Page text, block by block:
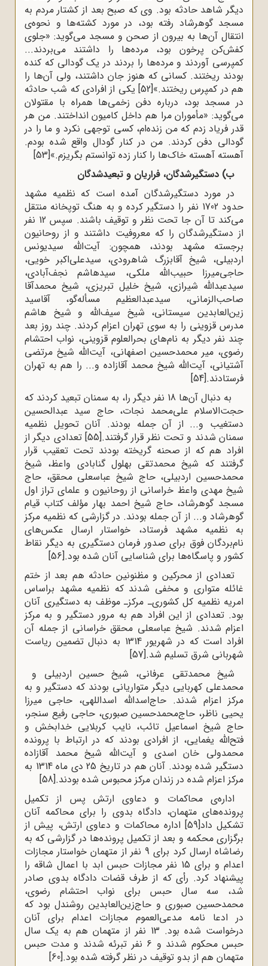
دیگر شاهد حادثه بود. وى که صبح بعد از کشتار مردم به
مسجد گوهرشاد رفته بود، در مورد کشته‌ها و نحوه‌ى
انتقال آن‌ها به بیرون از صحن و مسجد مى‌گوید: «جلوى
کفش‌کن پرخون بود، مرده‌ها را داشتند مى‌بردند...
کمپرسى آوردند و مرده‌ها را بردند در یک گودالى که کنده
بودند ریختند. کسانى که هنوز جان داشتند، ولى آن‌ها را
هم در کمپرس ریختند.»[52] یکى از افرادى که شب حادثه
در مسجد بود، در‌باره دفن زخمى‌ها همراه با مقتولان
مى‌گوید: «مأموران مرا هم داخل کامیون انداختند. من هر
قدر فریاد زدم که من زنده‌ام، کسى توجهى نکرد و ما را در
گودالى دفن کردند. من در کنار گودال واقع شده بودم.
آهسته آهسته خاک‌ها را کنار زده توانستم بگریزم.»[53]
ب) دستگیرشدگان، فراریان و تبعیدشدگان
در مورد دستگیرشدگان آمده است که نظمیه‌ مشهد
حدود 1702 نفر را دستگیر کرده و به هنگ توپخانه منتقل
می‌کند تا آن جا تحت نظر و توقیف باشند. سپس 12 نفر
از دستگیرشدگان را که معروفیت داشتند و از روحانیون
برجسته‌ مشهد بودند، همچون: آیت‌الله سیدیونس
اردبیلى، شیخ آقابزرگ شاهرودى، سیدعلى‌اکبر خویى،
حاجى‌میرزا حبیب‌الله ملکى، سیدهاشم نجف‌آبادى،
سیدعبدالله شیرازى، شیخ خلیل تبریزى، شیخ محمدآقا
صاحب‌الزمانى، سیدعبدالعظیم مسأله‌گو، آقاسید
زین‌العابدین سیستانى، شیخ سیف‌الله و شیخ هاشم
مدرس قزوینى را به سوى تهران اعزام کردند. چند روز بعد
چند نفر دیگر به نام‌هاى بحرالعلوم قزوینى، نواب احتشام
رضوى، میر محمدحسین اصفهانى، آیت‌الله شیخ مرتضی
آشتیانی، آیت‌الله شیخ محمد آقازاده و... را هم به تهران
فرستادند.[54]
به دنبال آن‌ها 18 نفر دیگر را، به سمنان تبعید کردند که
حجت‌الاسلام علی‌محمد نجات، حاج سید عبدالحسین
دستغیب و... از آن جمله بودند. آنان تحویل نظمیه‌
سمنان شدند و تحت نظر قرار گرفتند.[55] تعدادى دیگر از
افراد هم که از صحنه گریخته بودند تحت تعقیب قرار
گرفتند که شیخ محمدتقى بهلول گنابادی واعظ، شیخ
محمدحسین اردبیلى، حاج شیخ عباسعلى محقق، حاج
شیخ مهدى واعظ خراسانى از روحانیون و علمای تراز اول
مسجد گوهرشاد، حاج شیخ احمد بهار مؤلف کتاب قیام
گوهرشاد و... از آن جمله بودند. در گزارشى که نظمیه‌ مرکز
به نظمیه‌ مشهد فرستاد، خواستار ارسال عکس‌هاى
نام‌بردگان فوق براى صدور فرمان دستگیری به دیگر نقاط
کشور و پاسگاه‌ها برای شناسایى آنان شده بود.[56]
تعدادى از محرکین و مظنونین حادثه هم بعد از ختم
غائله متوارى و مخفى شدند که نظمیه‌ مشهد براساس
امریه‌ نظمیه‌ کل کشوری‌ـ مرکزـ موظف به دستگیرى آنان
بود. تعدادى از این افراد هم به مرور دستگیر و به مرکز
اعزام شدند. شیخ عباسعلى محقق خراسانى از جمله آن
افراد است که در شهریور 1314 به دنبال تضمین ریاست
شهربانى شرق تسلیم شد.[57]
شیخ محمدتقى عرفانى، شیخ حسین اردبیلى و
محمدعلى کهربایى دیگر متواریانى بودند که دستگیر و به
مرکز اعزام شدند. حاج‌اسدالله اسداللهى، حاجى میرزا
یحیى ناظر، حاج‌محمدحسین صبورى، حاجى رفیع سنجر،
حاج شیخ اسماعیل تائب، نایب کربلایى خدابخش و
فتح‌الله یغمایى، از افرادى بودند که در ارتباط با پرونده‌
محمدولى خان اسدى و آیت‌الله شیخ محمد آقازاده
دستگیر شده بودند. آنان هم در تاریخ 25 دى ماه 1314 به
مرکز اعزام شده در زندان مرکز محبوس شده بودند.[58]
اداره‌ى محاکمات و دعاوى ارتش پس از تکمیل
پرونده‌هاى متهمان، دادگاه بدوی را براى محاکمه‌ آنان
تشکیل داد[59] اداره‌ محاکمات و دعاوى ارتش، پیش از
برگزارى محکمه و بعد از تکمیل پرونده‌ها در گزارشى که به
رضاشاه ارسال کرد براى 9 نفر از متهمان خواستار مجازات
اعدام و براى 15 نفر مجازات حبس ابد با اعمال شاقه را
پیشنهاد کرد. رأى که از طرف قضات دادگاه بدوی صادر
شد، سه سال حبس براى نواب احتشام رضوی،
محمدحسین صبورى و حاج‌زین‌العابدین روشندل بود که
در ادعا نامه‌ مدعى‌العموم مجازات اعدام براى آنان
درخواست شده بود. 13 نفر از متهمان هم به یک سال
حبس محکوم شدند و 6 نفر تبرئه شدند و مدت حبس
متهمان هم از بدو توقیف در نظر گرفته شده بود.[60]